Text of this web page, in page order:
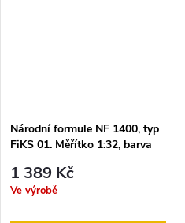
Národní formule NF 1400, typ
FiKS 01. Měřítko 1:32, barva
(FARO, GONIO, EuropaCup
lakovaná karoserie
1 389 Kč
Ve výrobě